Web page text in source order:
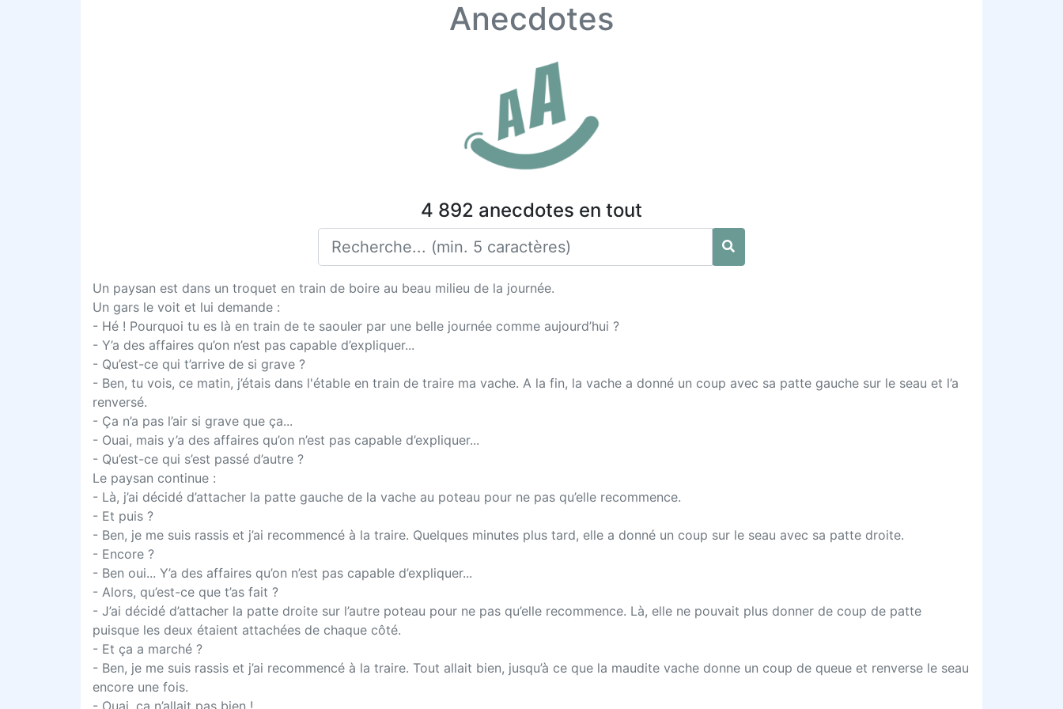
Anecdotes
4 892 anecdotes en tout
Un paysan est dans un troquet en train de boire au beau milieu de la journée.
Un gars le voit et lui demande :
- Hé ! Pourquoi tu es là en train de te saouler par une belle journée comme aujourd’hui ?
- Y’a des affaires qu’on n’est pas capable d’expliquer...
- Qu’est-ce qui t’arrive de si grave ?
- Ben, tu vois, ce matin, j’étais dans l'étable en train de traire ma vache. A la fin, la vache a donné un coup avec sa patte gauche sur le seau et l’a
renversé.
- Ça n’a pas l’air si grave que ça...
- Ouai, mais y’a des affaires qu’on n’est pas capable d’expliquer...
- Qu’est-ce qui s’est passé d’autre ?
Le paysan continue :
- Là, j’ai décidé d’attacher la patte gauche de la vache au poteau pour ne pas qu’elle recommence.
- Et puis ?
- Ben, je me suis rassis et j’ai recommencé à la traire. Quelques minutes plus tard, elle a donné un coup sur le seau avec sa patte droite.
- Encore ?
- Ben oui... Y’a des affaires qu’on n’est pas capable d’expliquer...
- Alors, qu’est-ce que t’as fait ?
- J’ai décidé d’attacher la patte droite sur l’autre poteau pour ne pas qu’elle recommence. Là, elle ne pouvait plus donner de coup de patte
puisque les deux étaient attachées de chaque côté.
- Et ça a marché ?
- Ben, je me suis rassis et j’ai recommencé à la traire. Tout allait bien, jusqu’à ce que la maudite vache donne un coup de queue et renverse le seau
encore une fois.
- Ouai, ça n’allait pas bien !